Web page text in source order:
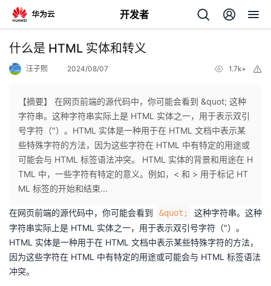
开发者
返
个
人
页
我
开
发
什么是 HTML 实体和转义
汪子熙 2024/08/07 1.7k+
【摘要】 在网页前端的源代码中，你可能会看到 &quot; 这种
字符串。这种字符串实际上是 HTML 实体之一，用于表示双引
号字符（"）。HTML 实体是一种用于在 HTML 文档中表示某
些特殊字符的方法，因为这些字符在 HTML 中有特定的用途或
可能会与 HTML 标签语法冲突。 HTML 实体的背景和用途在 H
TML 中，一些字符有特定的意义。例如，< 和 > 用于标记 HT
ML 标签的开始和结束...
在网页前端的源代码中，你可能会看到 &quot;
这种字符串。这种
字符串实际上是 HTML 实体之一，用于表示双引号字符（"）。
HTML 实体是一种用于在 HTML 文档中表示某些特殊字符的方法，
因为这些字符在 HTML 中有特定的用途或可能会与 HTML 标签语法
冲突。